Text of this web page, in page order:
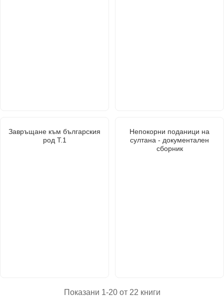
Завръщане към българския
род Т.1
Непокорни поданици на
султана - документален
сборник
Показани 1-20 от 22 книги